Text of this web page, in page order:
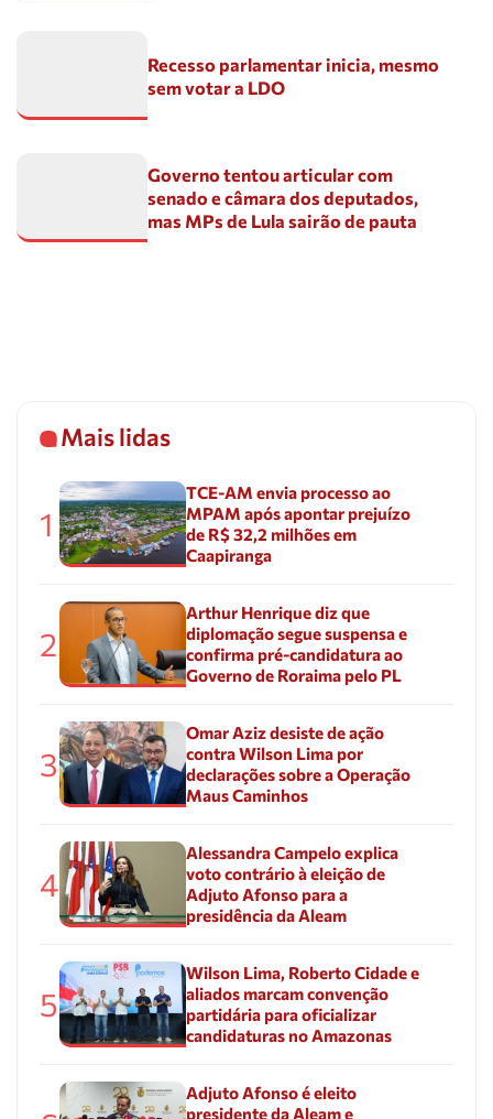
Recesso parlamentar inicia, mesmo
sem votar a LDO
Governo tentou articular com
senado e câmara dos deputados,
mas MPs de Lula sairão de pauta
Mais lidas
1
TCE-AM envia processo ao
MPAM após apontar prejuízo
de R$ 32,2 milhões em
Caapiranga
2
Arthur Henrique diz que
diplomação segue suspensa e
confirma pré-candidatura ao
Governo de Roraima pelo PL
3
Omar Aziz desiste de ação
contra Wilson Lima por
declarações sobre a Operação
Maus Caminhos
4
Alessandra Campelo explica
voto contrário à eleição de
Adjuto Afonso para a
presidência da Aleam
5
Wilson Lima, Roberto Cidade e
aliados marcam convenção
partidária para oficializar
candidaturas no Amazonas
Adjuto Afonso é eleito
presidente da Aleam e